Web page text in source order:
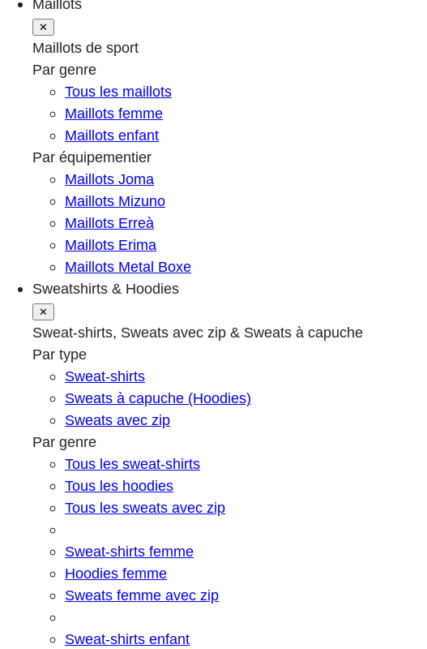
Maillots
✕
Maillots de sport
Par genre
Tous les maillots
Maillots femme
Maillots enfant
Par équipementier
Maillots Joma
Maillots Mizuno
Maillots Erreà
Maillots Erima
Maillots Metal Boxe
Sweatshirts & Hoodies
✕
Sweat-shirts, Sweats avec zip & Sweats à capuche
Par type
Sweat-shirts
Sweats à capuche (Hoodies)
Sweats avec zip
Par genre
Tous les sweat-shirts
Tous les hoodies
Tous les sweats avec zip
Sweat-shirts femme
Hoodies femme
Sweats femme avec zip
Sweat-shirts enfant